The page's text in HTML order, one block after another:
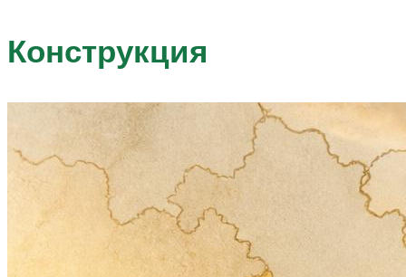
Конструкция